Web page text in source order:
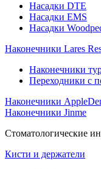
Насадки DTE
Насадки EMS
Насадки
Наконечники Lares
Наконечники
Переходники с
Наконечники
Наконечники Jinme
Стоматологические
Кисти и держатели